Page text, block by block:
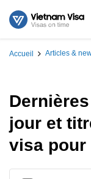
Accueil Articles &
jour et
visa pour